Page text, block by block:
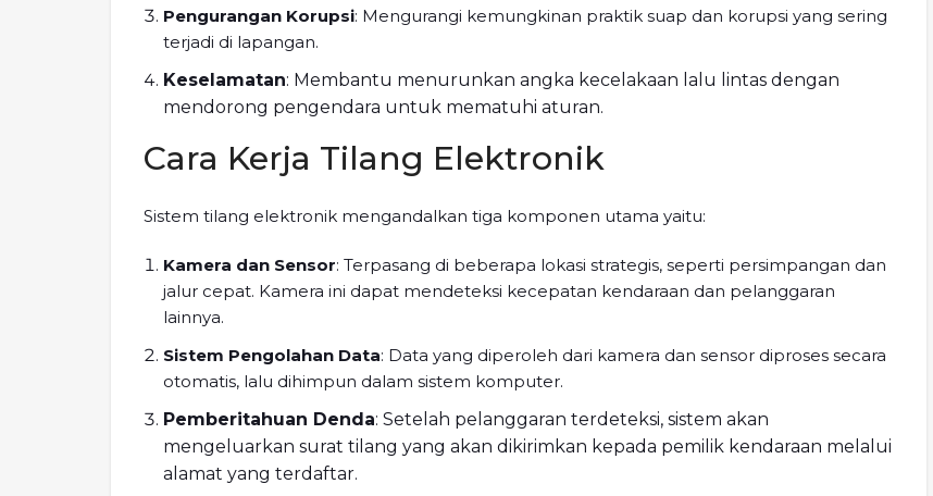
Pengurangan Korupsi: Mengurangi kemungkinan praktik suap dan korupsi yang sering
terjadi di lapangan.
Keselamatan: Membantu menurunkan angka kecelakaan lalu lintas dengan
mendorong pengendara untuk mematuhi aturan.
Cara Kerja Tilang Elektronik
Sistem tilang elektronik mengandalkan tiga komponen utama yaitu:
Kamera dan Sensor: Terpasang di beberapa lokasi strategis, seperti persimpangan dan
jalur cepat. Kamera ini dapat mendeteksi kecepatan kendaraan dan pelanggaran
lainnya.
Sistem Pengolahan Data: Data yang diperoleh dari kamera dan sensor diproses secara
otomatis, lalu dihimpun dalam sistem komputer.
Pemberitahuan Denda: Setelah pelanggaran terdeteksi, sistem akan
mengeluarkan surat tilang yang akan dikirimkan kepada pemilik kendaraan melalui
alamat yang terdaftar.